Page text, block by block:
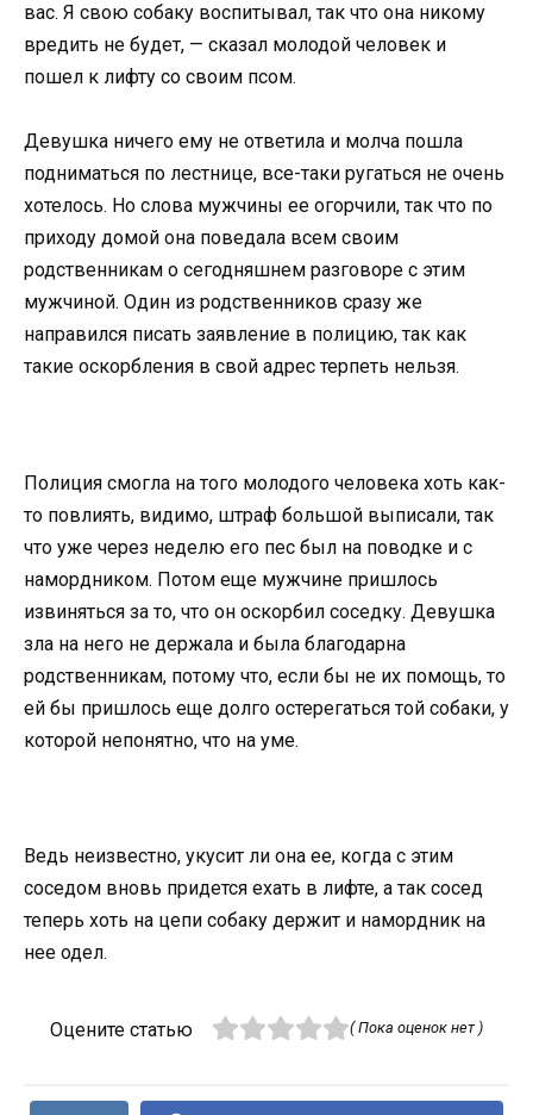
вас. Я свою собаку воспитывал, так что она никому
вредить не будет, — сказал молодой человек и
пошел к лифту со своим псом.
Девушка ничего ему не ответила и молча пошла
подниматься по лестнице, все-таки ругаться не очень
хотелось. Но слова мужчины ее огорчили, так что по
приходу домой она поведала всем своим
родственникам о сегодняшнем разговоре с этим
мужчиной. Один из родственников сразу же
направился писать заявление в полицию, так как
такие оскорбления в свой адрес терпеть нельзя.
Полиция смогла на того молодого человека хоть как-
то повлиять, видимо, штраф большой выписали, так
что уже через неделю его пес был на поводке и с
намордником. Потом еще мужчине пришлось
извиняться за то, что он оскорбил соседку. Девушка
зла на него не держала и была благодарна
родственникам, потому что, если бы не их помощь, то
ей бы пришлось еще долго остерегаться той собаки, у
которой непонятно, что на уме.
Ведь неизвестно, укусит ли она ее, когда с этим
соседом вновь придется ехать в лифте, а так сосед
теперь хоть на цепи собаку держит и намордник на
нее одел.
Оцените статью ( Пока оценок нет )